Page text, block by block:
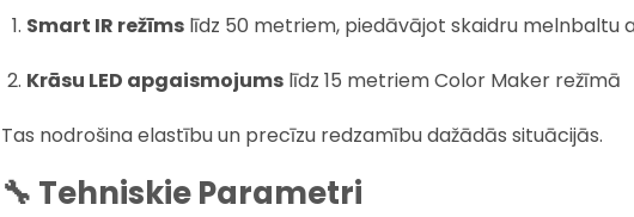
Smart IR režīmslīdz 50 metriem, piedāvājot skaidru melnbaltu
Krāsu LED apgaismojumslīdz 15 metriem Color Maker režīmā
Tas nodrošina elastību un precīzu redzamību dažādās situācijās.
🔧 Tehniskie Parametri